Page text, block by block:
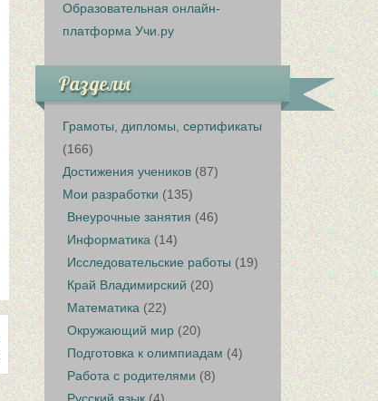
Образовательная онлайн-
платформа Учи.ру
Разделы
Грамоты, дипломы, сертификаты
(166)
Достижения учеников (87)
Мои разработки (135)
Внеурочные занятия (46)
Информатика (14)
Исследовательские работы (19)
Край Владимирский (20)
Математика (22)
Окружающий мир (20)
Подготовка к олимпиадам (4)
Работа с родителями (8)